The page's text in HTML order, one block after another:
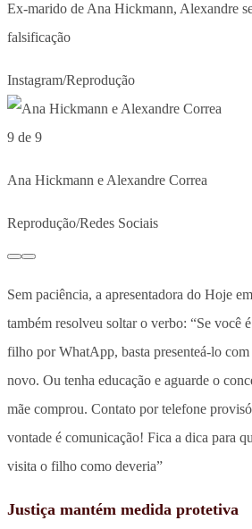
Ex-marido de Ana Hickmann, Alexandre
falsificação
Instagram/Reprodução
9 de 9
Ana Hickmann e Alexandre Correa
Reprodução/Redes Sociais
Sem paciência, a apresentadora do Hoje
também resolveu soltar o verbo: “Se você
filho por WhatApp, basta presenteá-lo
novo. Ou tenha educação e aguarde o
mãe comprou. Contato por telefone
vontade é comunicação! Fica a dica para
visita o filho como deveria”
Justiça mantém medida protetiva